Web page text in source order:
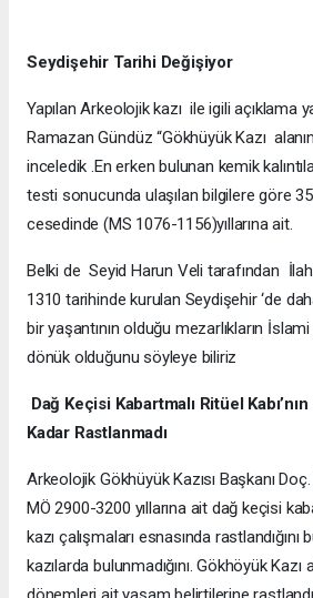
Seydişehir Tarihi Değişiyor
Yapılan Arkeolojik kazı ile igili açıklama
Ramazan Gündüz “Gökhüyük Kazı
inceledik .En erken bulunan kemik
testi sonucunda ulaşılan bilgilere göre
cesedinde (MS 1076-1156)yıllarına ait.
Belki de Seyid Harun Veli tarafından
1310 tarihinde kurulan Seydişehir ‘de
bir yaşantının olduğu mezarlıkların
dönük olduğunu söyleye biliriz
Dağ Keçisi Kabartmalı Ritüel
Kadar Rastlanmadı
Arkeolojik Gökhüyük Kazısı Başkanı
MÖ 2900-3200 yıllarına ait dağ keçisi
kazı çalışmaları esnasında
kazılarda bulunmadığını. Gökhöyük Kazı